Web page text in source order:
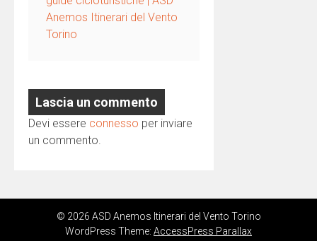
Anemos Itinerari del Vento
Torino
Lascia un commento
Devi essere connesso per inviare
un commento.
© 2026 ASD Anemos Itinerari del Vento Torino
WordPress Theme: AccessPress Parallax